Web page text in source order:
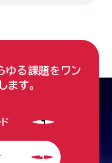
ゆる課題をワン
ます。